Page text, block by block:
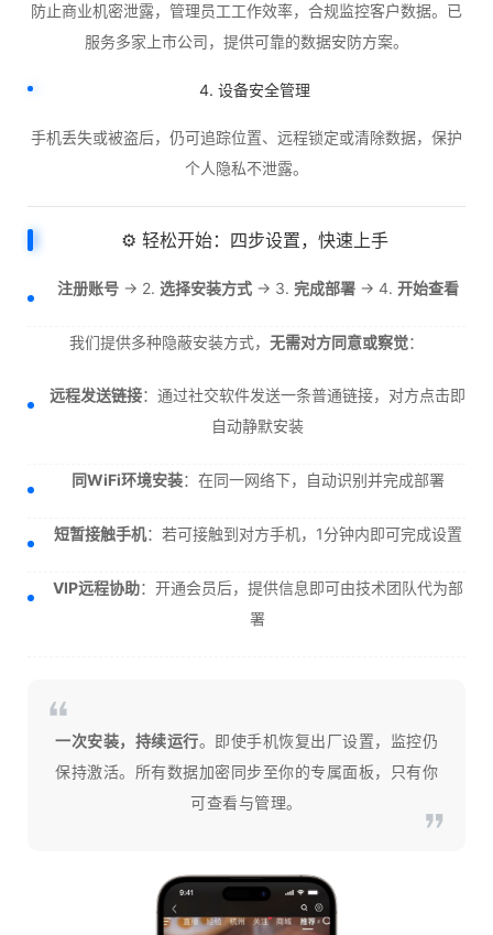
防止商业机密泄露，管理员工工作效率，合规监控客户数据。已
服务多家上市公司，提供可靠的数据安防方案。
4. 设备安全管理
手机丢失或被盗后，仍可追踪位置、远程锁定或清除数据，保护
个人隐私不泄露。
⚙️ 轻松开始：四步设置，快速上手
注册账号→ 2. 选择安装方式→ 3. 完成部署→ 4. 开始查看
我们提供多种隐蔽安装方式， 无需对方同意或察觉：
远程发送链接：通过社交软件发送一条普通链接，对方点击即
自动静默安装
同WiFi环境安装：在同一网络下，自动识别并完成部署
短暂接触手机：若可接触到对方手机，1分钟内即可完成设置
VIP远程协助：开通会员后，提供信息即可由技术团队代为部
署
一次安装，持续运行。即使手机恢复出厂设置，监控仍
保持激活。所有数据加密同步至你的专属面板，只有你
可查看与管理。